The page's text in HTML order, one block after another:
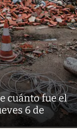
cuánto fue el
6 de